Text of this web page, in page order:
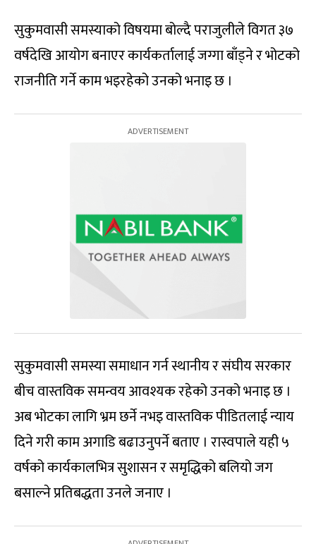
सुकुमवासी समस्याको विषयमा बोल्दै पराजुलीले विगत ३७
वर्षदेखि आयोग बनाएर कार्यकर्तालाई जग्गा बाँड्ने र भोटको
राजनीति गर्ने काम भइरहेको उनको भनाइ छ ।
सुकुमवासी समस्या समाधान गर्न स्थानीय र संघीय सरकार
बीच वास्तविक समन्वय आवश्यक रहेको उनको भनाइ छ ।
अब भोटका लागि भ्रम छर्ने नभइ वास्तविक पीडितलाई न्याय
दिने गरी काम अगाडि बढाउनुपर्ने बताए । रास्वपाले यही ५
वर्षको कार्यकालभित्र सुशासन र समृद्धिको बलियो जग
बसाल्ने प्रतिबद्धता उनले जनाए ।